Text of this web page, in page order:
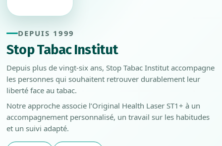
DEPUIS 1999
Stop Tabac Institut
Depuis plus de vingt-six ans, Stop Tabac Institut accompagne
les personnes qui souhaitent retrouver durablement leur
liberté face au tabac.
Notre approche associe l’Original Health Laser ST1+ à un
accompagnement personnalisé, un travail sur les habitudes
et un suivi adapté.